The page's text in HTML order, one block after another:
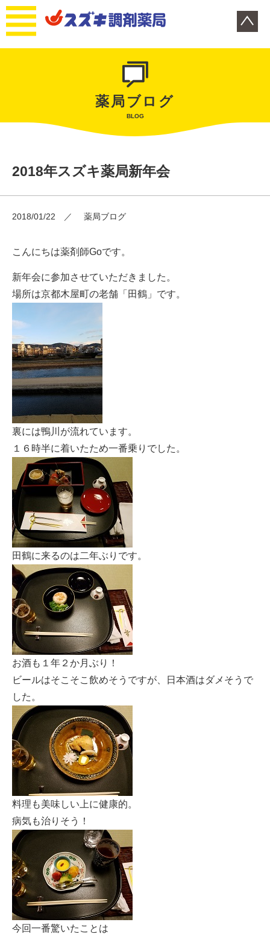
薬局ブログ
BLOG
2018年スズキ薬局新年会
2018/01/22 薬局ブログ
こんにちは薬剤師Goです。
新年会に参加させていただきました。
場所は京都木屋町の老舗「田鶴」です。
裏には鴨川が流れています。
１６時半に着いたため一番乗りでした。
田鶴に来るのは二年ぶりです。
お酒も１年２か月ぶり！
ビールはそこそこ飲めそうですが、日本酒はダメそうで
した。
料理も美味しい上に健康的。
病気も治りそう！
今回一番驚いたことは